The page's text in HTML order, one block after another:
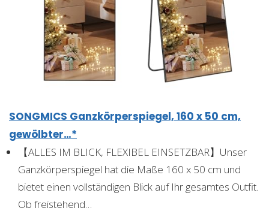
SONGMICS Ganzkörperspiegel, 160 x 50 cm,
gewölbter…*
【ALLES IM BLICK, FLEXIBEL EINSETZBAR】Unser
Ganzkörperspiegel hat die Maße 160 x 50 cm und
bietet einen vollständigen Blick auf Ihr gesamtes Outfit.
Ob freistehend…